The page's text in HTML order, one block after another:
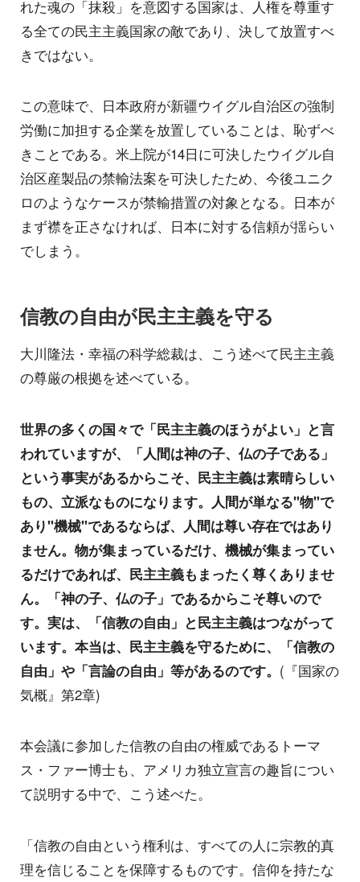
れた魂の「抹殺」を意図する国家は、人権を尊重す
る全ての民主主義国家の敵であり、決して放置すべ
きではない。
この意味で、日本政府が新疆ウイグル自治区の強制
労働に加担する企業を放置していることは、恥ずべ
きことである。米上院が14日に可決したウイグル自
治区産製品の禁輸法案を可決したため、今後ユニク
ロのようなケースが禁輸措置の対象となる。日本が
まず襟を正さなければ、日本に対する信頼が揺らい
でしまう。
信教の自由が民主主義を守る
大川隆法・幸福の科学総裁は、こう述べて民主主義
の尊厳の根拠を述べている。
世界の多くの国々で「民主主義のほうがよい」と言
われていますが、「人間は神の子、仏の子である」
という事実があるからこそ、民主主義は素晴らしい
もの、立派なものになります。人間が単なる"物"で
あり"機械"であるならば、人間は尊い存在ではあり
ません。物が集まっているだけ、機械が集まってい
るだけであれば、民主主義もまったく尊くありませ
ん。「神の子、仏の子」であるからこそ尊いので
す。実は、「信教の自由」と民主主義はつながって
います。本当は、民主主義を守るために、「信教の
自由」や「言論の自由」等があるのです。 (『国家の
気概』第2章)
本会議に参加した信教の自由の権威であるトーマ
ス・ファー博士も、アメリカ独立宣言の趣旨につい
て説明する中で、こう述べた。
「信教の自由という権利は、すべての人に宗教的真
理を信じることを保障するものです。信仰を持たな